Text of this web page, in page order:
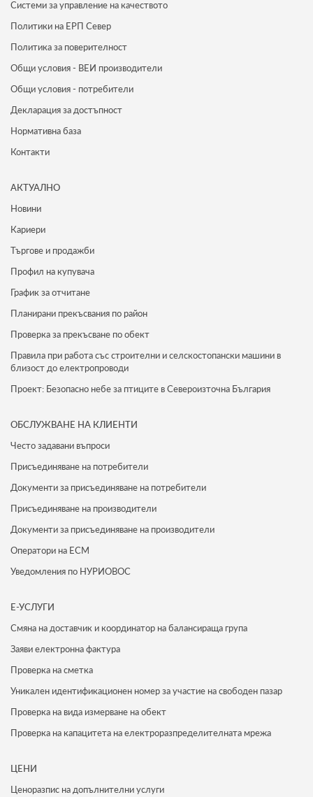
Системи за управление на качеството
Политики на ЕРП Север
Политика за поверителност
Общи условия - ВЕИ производители
Общи условия - потребители
Декларация за достъпност
Нормативна база
Контакти
АКТУАЛНО
Новини
Кариери
Търгове и продажби
Профил на купувача
График за отчитане
Планирани прекъсвания по район
Проверка за прекъсване по обект
Правила при работа със строителни и селскостопански машини в
близост до електропроводи
Проект: Безопасно небе за птиците в Североизточна България
ОБСЛУЖВАНЕ НА КЛИЕНТИ
Често задавани въпроси
Присъединяване на потребители
Документи за присъединяване на потребители
Присъединяване на производители
Документи за присъединяване на производители
Оператори на ЕСМ
Уведомления по НУРИОВОС
Е-УСЛУГИ
Смяна на доставчик и координатор на балансираща група
Заяви електронна фактура
Проверка на сметка
Уникален идентификационен номер за участие на свободен пазар
Проверка на вида измерване на обект
Проверка на капацитета на електроразпределителната мрежа
ЦЕНИ
Ценоразпис на допълнителни услуги